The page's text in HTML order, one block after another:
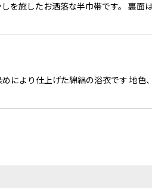
を施したお洒落な半巾帯です。 裏
より仕上げた綿絽の浴衣です 地